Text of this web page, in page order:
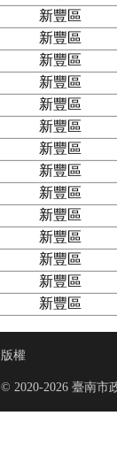
新豐區
新豐區
新豐區
新豐區
新豐區
新豐區
新豐區
新豐區
新豐區
新豐區
新豐區
新豐區
新豐區
新豐區
版權
© 2020-2026 臺南市